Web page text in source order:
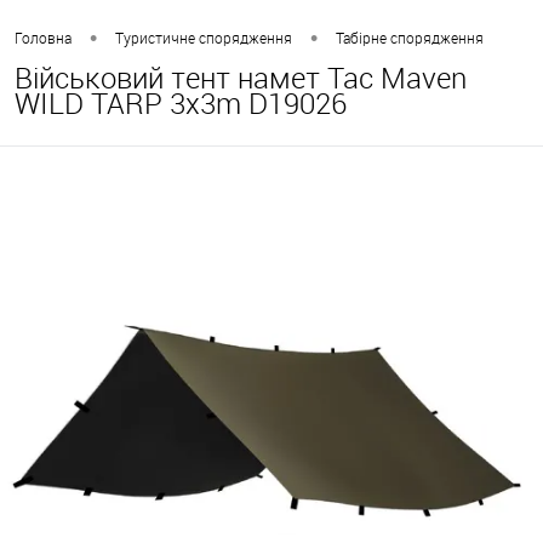
Головна • Туристичне спорядження • Табірне спорядження
Військовий тент намет Tac Maven
WILD TARP 3x3m D19026